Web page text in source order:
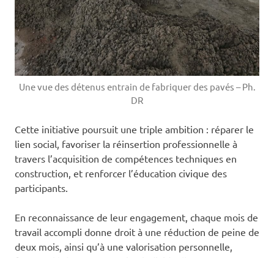
Une vue des détenus entrain de fabriquer des pavés – Ph.
DR
Cette initiative poursuit une triple ambition : réparer le
lien social, favoriser la réinsertion professionnelle à
travers l’acquisition de compétences techniques en
construction, et renforcer l’éducation civique des
participants.
En reconnaissance de leur engagement, chaque mois de
travail accompli donne droit à une réduction de peine de
deux mois, ainsi qu’à une valorisation personnelle,